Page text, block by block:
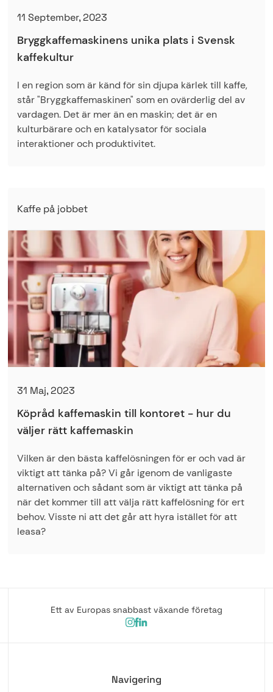
11 September, 2023
Bryggkaffemaskinens unika plats i Svensk
kaffekultur
I en region som är känd för sin djupa kärlek till kaffe,
står "Bryggkaffemaskinen" som en ovärderlig del av
vardagen. Det är mer än en maskin; det är en
kulturbärare och en katalysator för sociala
interaktioner och produktivitet.
Kaffe på jobbet
31 Maj, 2023
Köpråd kaffemaskin till kontoret - hur du
väljer rätt kaffemaskin
Vilken är den bästa kaffelösningen för er och vad är
viktigt att tänka på? Vi går igenom de vanligaste
alternativen och sådant som är viktigt att tänka på
när det kommer till att välja rätt kaffelösning för ert
behov. Visste ni att det går att hyra istället för att
leasa?
Ett av Europas snabbast växande företag
Navigering